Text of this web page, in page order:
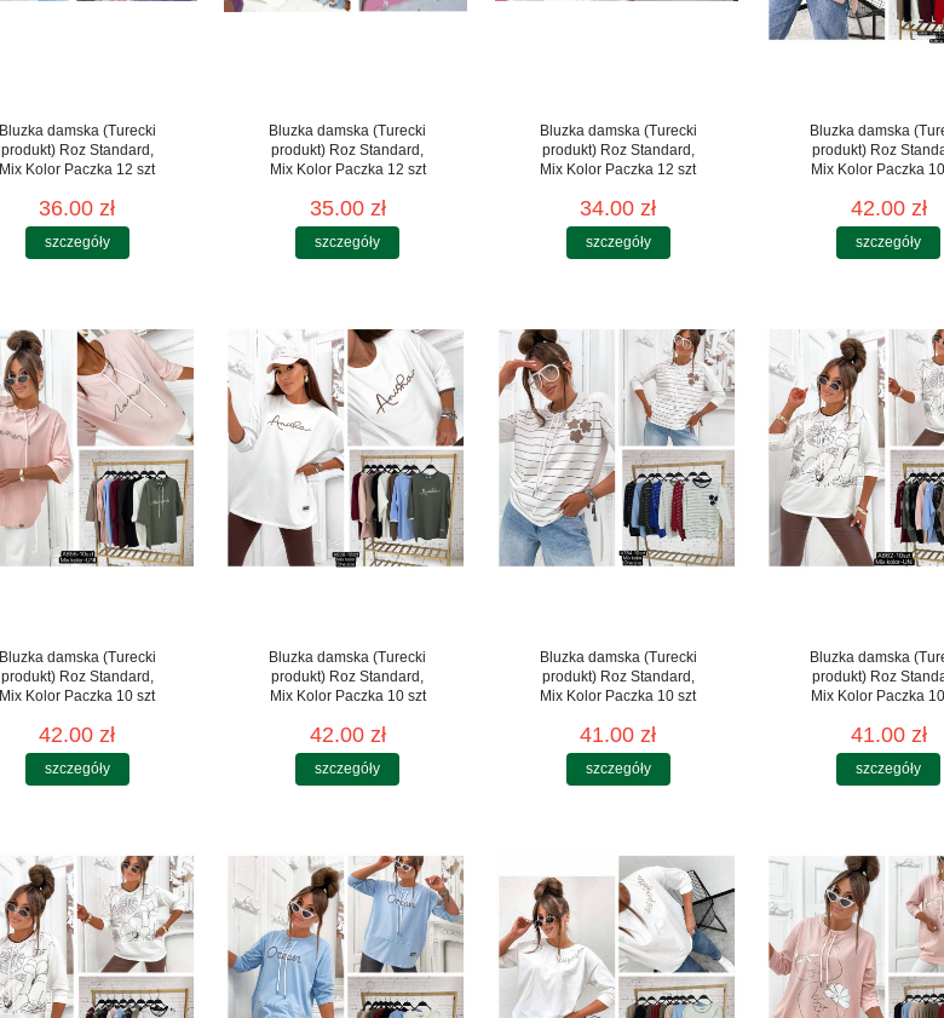
Bluzka damska (Turecki
produkt) Roz Standard,
Mix Kolor Paczka 12 szt
36.00 zł
szczegóły
Bluzka damska (Turecki
produkt) Roz Standard,
Mix Kolor Paczka 12 szt
35.00 zł
szczegóły
Bluzka damska (Turecki
produkt) Roz Standard,
Mix Kolor Paczka 12 szt
34.00 zł
szczegóły
Bluzka damska
produkt) Roz
Mix Kolor Paczka
42.00 zł
szczegóły
Bluzka damska (Turecki
produkt) Roz Standard,
Mix Kolor Paczka 10 szt
42.00 zł
szczegóły
Bluzka damska (Turecki
produkt) Roz Standard,
Mix Kolor Paczka 10 szt
42.00 zł
szczegóły
Bluzka damska (Turecki
produkt) Roz Standard,
Mix Kolor Paczka 10 szt
41.00 zł
szczegóły
Bluzka damska
produkt) Roz
Mix Kolor Paczka
41.00 zł
szczegóły